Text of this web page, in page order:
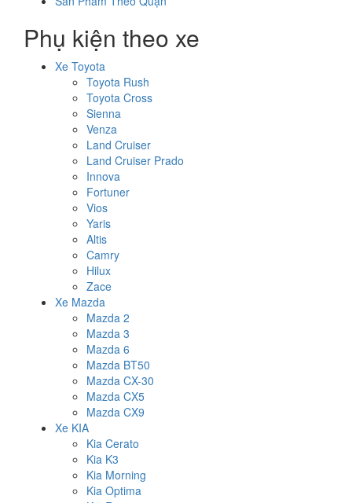
Phụ kiện theo xe
Xe Toyota
Toyota Rush
Toyota Cross
Sienna
Venza
Land Cruiser
Land Cruiser Prado
Innova
Fortuner
Vios
Yaris
Altis
Camry
Hilux
Zace
Xe Mazda
Mazda 2
Mazda 3
Mazda 6
Mazda BT50
Mazda CX-30
Mazda CX5
Mazda CX9
Xe KIA
Kia Cerato
Kia K3
Kia Morning
Kia Optima